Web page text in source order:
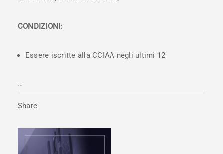
CONDIZIONI:
Essere iscritte alla CCIAA negli ultimi 12
…
Share